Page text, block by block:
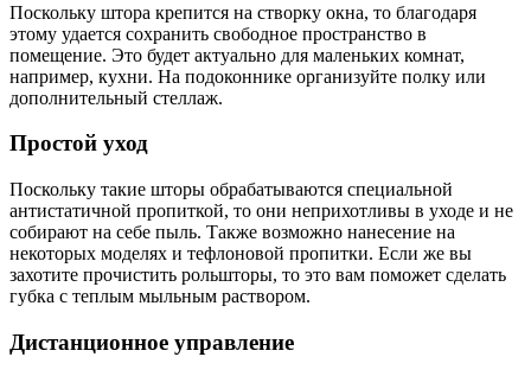
Поскольку штора крепится на створку окна, то благодаря
этому удается сохранить свободное пространство в
помещение. Это будет актуально для маленьких комнат,
например, кухни. На подоконнике организуйте полку или
дополнительный стеллаж.
Простой уход
Поскольку такие шторы обрабатываются специальной
антистатичной пропиткой, то они неприхотливы в уходе и не
собирают на себе пыль. Также возможно нанесение на
некоторых моделях и тефлоновой пропитки. Если же вы
захотите прочистить рольшторы, то это вам поможет сделать
губка с теплым мыльным раствором.
Дистанционное управление